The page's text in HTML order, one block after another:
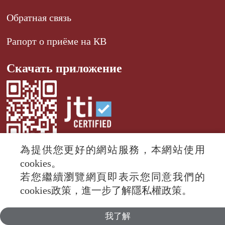
Обратная связь
Рапорт о приёме на КВ
Скачать приложение
© 2024 RTI (Radio Taiwan International).
All rights reserved.
為提供您更好的網站服務，本網站使用
cookies。
若您繼續瀏覽網頁即表示您同意我們的
cookies政策，進一步了解隱私權政策。
我了解